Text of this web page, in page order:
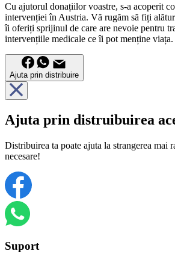
Cu ajutorul donațiilor voastre, s-a acoperit
intervenției în Austria. Vă rugăm să fiți
îi oferiți sprijinul de care are nevoie pentru
intervențiile medicale ce îi pot menține viața.
Ajuta prin distribuire
Ajuta prin distruibuirea
Distribuirea ta poate ajuta la strangerea mai
necesare!
Suport